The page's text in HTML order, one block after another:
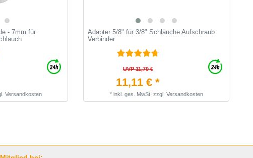
- 7mm für
Versandkosten
Adapter 5/8" für 3/8" Schläuche Aufschraub
Verbinder
UVP 11,70 €
11,11 € *
* inkl. ges. MwSt. zzgl. Versandkosten